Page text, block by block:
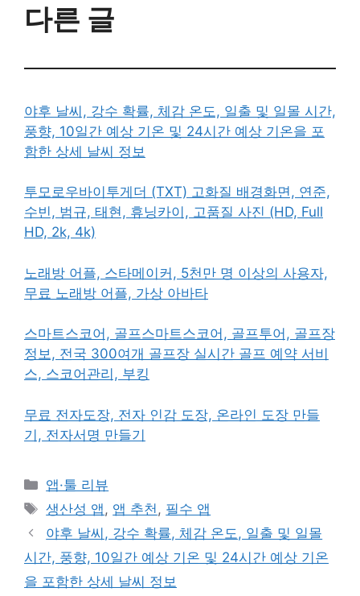
다른 글
야후 날씨, 강수 확률, 체감 온도, 일출 및 일몰 시간,
풍향, 10일간 예상 기온 및 24시간 예상 기온을 포
함한 상세 날씨 정보
투모로우바이투게더 (TXT) 고화질 배경화면, 연준,
수빈, 범규, 태현, 휴닝카이, 고품질 사진 (HD, Full
HD, 2k, 4k)
노래방 어플, 스타메이커, 5천만 명 이상의 사용자,
무료 노래방 어플, 가상 아바타
스마트스코어, 골프스마트스코어, 골프투어, 골프장
정보, 전국 300여개 골프장 실시간 골프 예약 서비
스, 스코어관리, 부킹
무료 전자도장, 전자 인감 도장, 온라인 도장 만들
기, 전자서명 만들기
카
테
고
리
앱·툴 리뷰
태
그
생산성 앱 , 앱 추천 , 필수 앱
야후 날씨, 강수 확률, 체감 온도, 일출 및 일몰
시간, 풍향, 10일간 예상 기온 및 24시간 예상 기온
을 포함한 상세 날씨 정보